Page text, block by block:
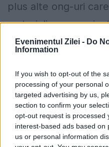
Evenimentul Zilei - Do
Information
If you wish to opt-out of the
processing of your personal
targeted advertising by us,
section to confirm your
opt-out request is processed
interest-based ads based on
us or personal information
plus alte ong-uri
materializarea
Marele
Interesul de a frâna
mai ales a acelora
este nicidecum al
roboteala unei
meduzelor din